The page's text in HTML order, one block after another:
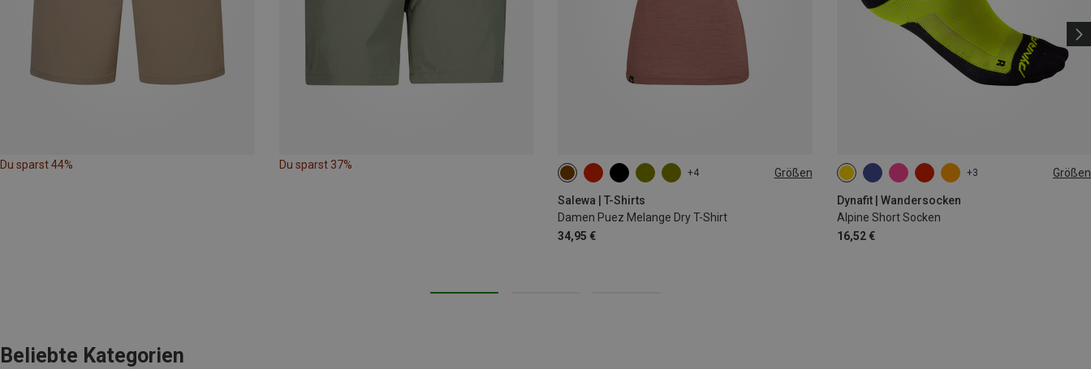
Du sparst 44% Du sparst 37%
+4 Größen
Salewa | T-Shirts
Damen Puez Melange Dry T-Shirt
34,95 €
XS S M XL
+3 Größen
Dynafit | Wandersocken
Alpine Short Socken
16,52 €
35|36|37|38 39|40|41|42
Beliebte Kategorien